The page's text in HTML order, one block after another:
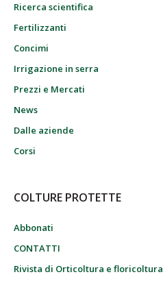
Ricerca scientifica
Fertilizzanti
Concimi
Irrigazione in serra
Prezzi e Mercati
News
Dalle aziende
Corsi
COLTURE PROTETTE
Abbonati
CONTATTI
Rivista di Orticoltura e floricoltura